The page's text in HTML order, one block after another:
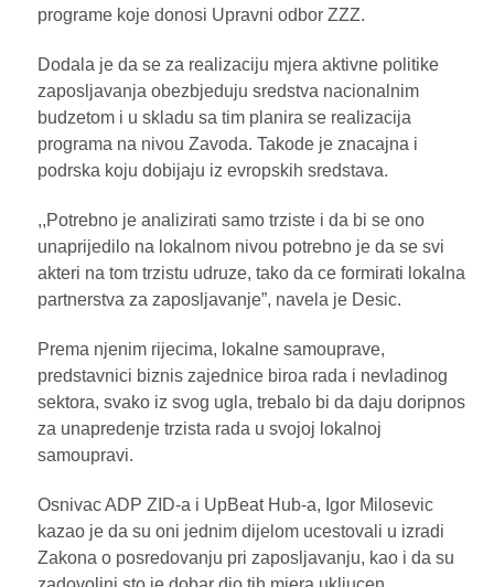
programe koje donosi Upravni odbor ZZZ.
Dodala je da se za realizaciju mjera aktivne politike
zaposljavanja obezbjeduju sredstva nacionalnim
budzetom i u skladu sa tim planira se realizacija
programa na nivou Zavoda. Takode je znacajna i
podrska koju dobijaju iz evropskih sredstava.
,,Potrebno je analizirati samo trziste i da bi se ono
unaprijedilo na lokalnom nivou potrebno je da se svi
akteri na tom trzistu udruze, tako da ce formirati lokalna
partnerstva za zaposljavanje”, navela je Desic.
Prema njenim rijecima, lokalne samouprave,
predstavnici biznis zajednice biroa rada i nevladinog
sektora, svako iz svog ugla, trebalo bi da daju doripnos
za unapredenje trzista rada u svojoj lokalnoj
samoupravi.
Osnivac ADP ZID-a i UpBeat Hub-a, Igor Milosevic
kazao je da su oni jednim dijelom ucestovali u izradi
Zakona o posredovanju pri zaposljavanju, kao i da su